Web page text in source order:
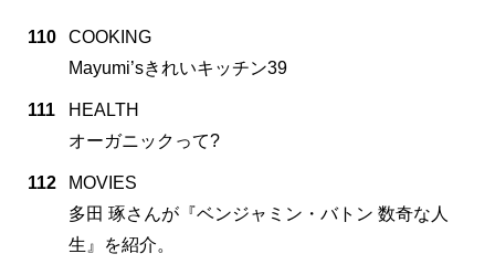
110
COOKING
Mayumi’sきれいキッチン39
111
HEALTH
オーガニックって?
112
MOVIES
多田 琢さんが『ベンジャミン・バトン 数奇な人
生』を紹介。